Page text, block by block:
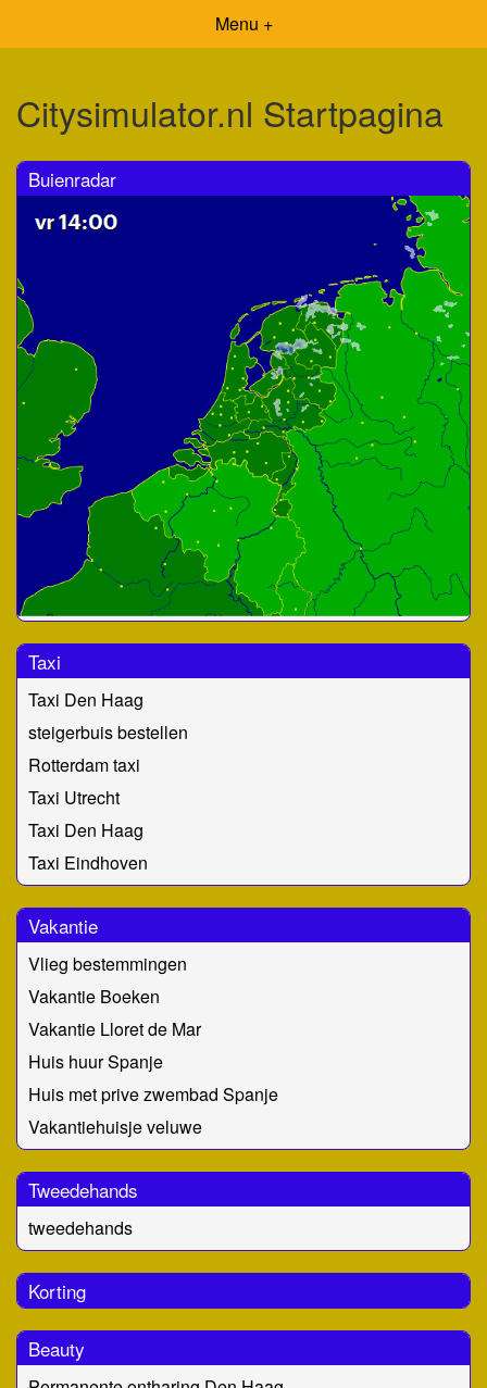
Menu +
Citysimulator.nl Startpagina
Buienradar
Taxi
Taxi Den Haag
steigerbuis bestellen
Rotterdam taxi
Taxi Utrecht
Taxi Den Haag
Taxi Eindhoven
Vakantie
Vlieg bestemmingen
Vakantie Boeken
Vakantie Lloret de Mar
Huis huur Spanje
Huis met prive zwembad Spanje
Vakantiehuisje veluwe
Tweedehands
tweedehands
Korting
Beauty